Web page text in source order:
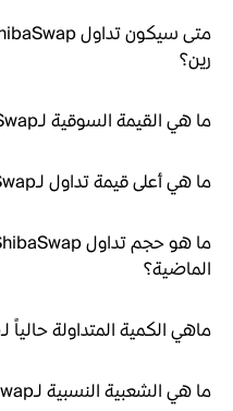
رين؟
ما هي القيمة السوقية لـBone ShibaSwap؟
ما هي أعلى قيمة تداول لـBone ShibaSwap على الإطلاق؟
الماضية؟
ماهي الكمية المتداولة حالياً لـBone ShibaSwap؟
ما هي الشعبية النسبية لـBone ShibaSwap؟